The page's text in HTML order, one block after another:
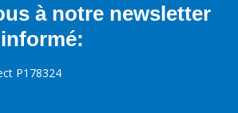
à notre newsletter
P178324